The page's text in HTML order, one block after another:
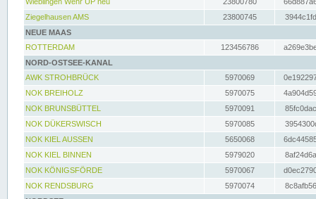
Ziegelhausen AMS
23800745
NEUE MAAS
ROTTERDAM
123456786
NORD-OSTSEE-KANAL
AWK STROHBRÜCK
5970069
NOK BREIHOLZ
5970075
NOK BRUNSBÜTTEL
5970091
NOK DÜKERSWISCH
5970085
NOK KIEL AUSSEN
5650068
NOK KIEL BINNEN
5979020
NOK KÖNIGSFÖRDE
5970067
NOK RENDSBURG
5970074